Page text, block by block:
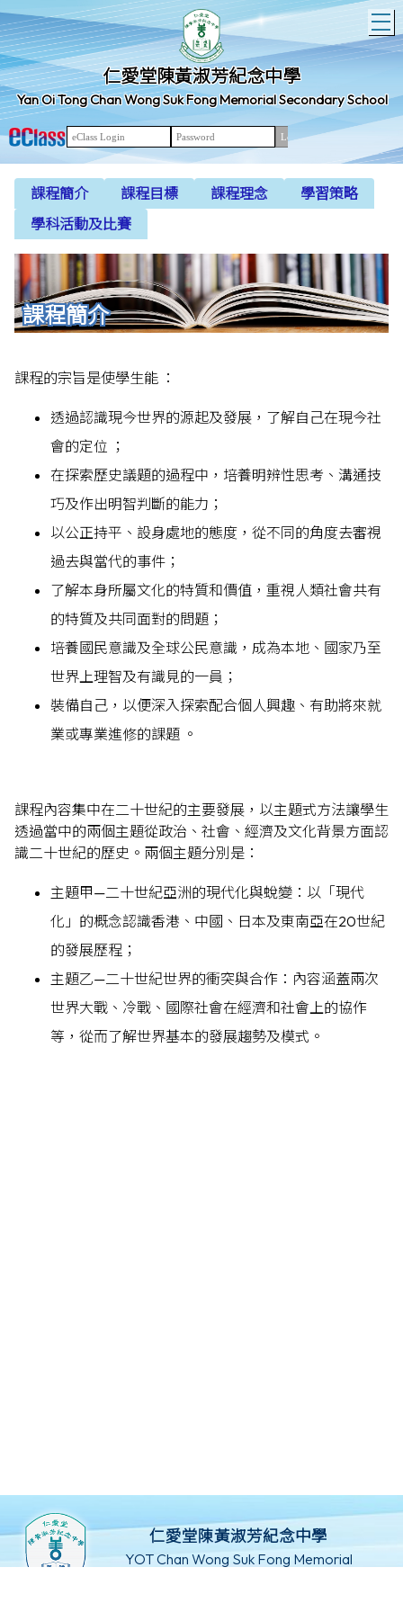
仁愛堂陳黃淑芳紀念中學
Yan Oi Tong Chan Wong Suk Fong Memorial Secondary School
課程簡介 課程目標 課程理念
學習策略
學科活動及比賽
課程簡介
課程的宗旨是使學生能 ：
透過認識現今世界的源起及發展，了解自己在現今社
會的定位 ；
在探索歷史議題的過程中，培養明辨性思考、溝通技
巧及作出明智判斷的能力；
以公正持平、設身處地的態度，從不同的角度去審視
過去與當代的事件；
了解本身所屬文化的特質和價值，重視人類社會共有
的特質及共同面對的問題；
培養國民意識及全球公民意識，成為本地、國家乃至
世界上理智及有識見的一員；
裝備自己，以便深入探索配合個人興趣、有助將來就
業或專業進修的課題 。
課程內容集中在二十世紀的主要發展，以主題式方法讓學生
透過當中的兩個主題從政治、社會、經濟及文化背景方面認
識二十世紀的歷史。兩個主題分別是：
主題甲—二十世紀亞洲的現代化與蛻變：以「現代
化」的概念認識香港、中國、日本及東南亞在20世紀
的發展歷程；
主題乙—二十世紀世界的衝突與合作：內容涵蓋兩次
世界大戰、冷戰、國際社會在經濟和社會上的協作
等，從而了解世界基本的發展趨勢及模式。
仁愛堂陳黃淑芳紀念中學
YOT Chan Wong Suk Fong Memorial